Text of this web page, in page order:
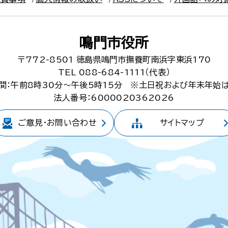
鳴門市役所
〒772-8501
徳島県鳴門市撫養町南浜字東浜170
TEL 088-684-1111（代表）
：午前8時30分～午後5時15分
※土日祝および年末年始
法人番号：6000020362026
ご意見・お問い合わせ サイトマップ